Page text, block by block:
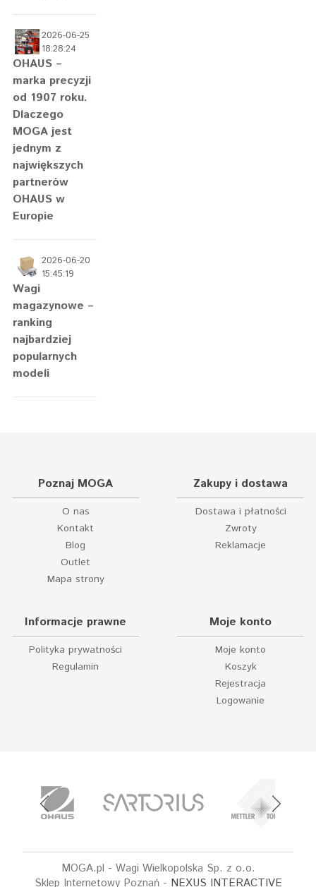
2026-06-25
18:28:24
OHAUS –
marka precyzji
od 1907 roku.
Dlaczego
MOGA jest
jednym z
największych
partnerów
OHAUS w
Europie
2026-06-20
15:45:19
Wagi
magazynowe –
ranking
najbardziej
popularnych
modeli
Poznaj MOGA
O nas
Kontakt
Blog
Outlet
Mapa strony
Zakupy i dostawa
Dostawa i płatności
Zwroty
Reklamacje
Informacje prawne
Polityka prywatności
Regulamin
Moje konto
Moje konto
Koszyk
Rejestracja
Logowanie
MOGA.pl - Wagi Wielkopolska Sp. z o.o.
Sklep Internetowy Poznań - NEXUS INTERACTIVE